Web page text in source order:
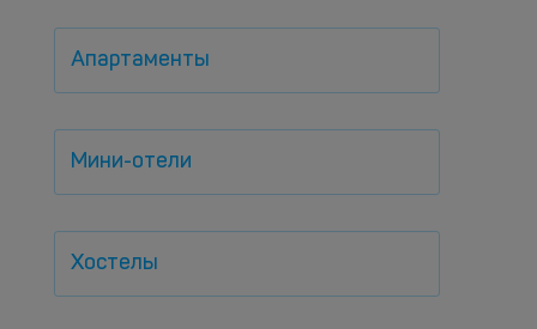
Апартаменты
Мини-отели
Хостелы